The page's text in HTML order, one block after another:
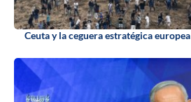
Ceuta y la ceguera estratégica europea